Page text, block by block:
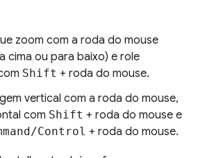
zoom com a roda do mouse
cima ou para baixo) e role
Shift + roda do mouse.
vertical com a roda do mouse,
com Shift + roda do mouse e
Control + roda do mouse.